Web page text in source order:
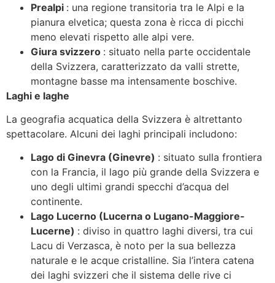
Prealpi : una regione transitoria tra le Alpi e la
pianura elvetica; questa zona è ricca di picchi
meno elevati rispetto alle alpi vere.
Giura svizzero : situato nella parte occidentale
della Svizzera, caratterizzato da valli strette,
montagne basse ma intensamente boschive.
Laghi e laghe
La geografia acquatica della Svizzera è altrettanto
spettacolare. Alcuni dei laghi principali includono:
Lago di Ginevra (Ginevre) : situato sulla frontiera
con la Francia, il lago più grande della Svizzera e
uno degli ultimi grandi specchi d’acqua del
continente.
Lago Lucerno (Lucerna o Lugano-Maggiore-
Lucerne) : diviso in quattro laghi diversi, tra cui
Lacu di Verzasca, è noto per la sua bellezza
naturale e le acque cristalline. Sia l’intera catena
dei laghi svizzeri che il sistema delle rive ci